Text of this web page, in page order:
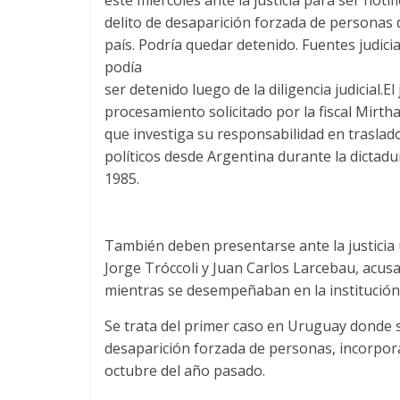
delito de desaparición forzada de
país. Podría quedar detenido. Fuentes
podía
ser detenido luego de la diligencia
procesamiento solicitado por la fiscal
que investiga su responsabilidad en
políticos desde Argentina durante la
1985.
También deben presentarse ante la
Jorge Tróccoli y Juan Carlos Larcebau,
mientras se desempeñaban en la
Se trata del primer caso en Uruguay donde
desaparición forzada de personas,
octubre del año pasado.